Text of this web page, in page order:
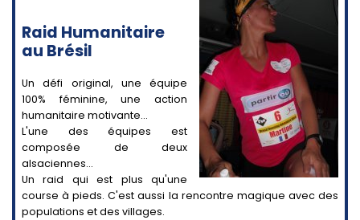
Raid Humanitaire
au Brésil
Un défi original, une équipe
100% féminine, une action
humanitaire motivante...
L'une des équipes est
composée de deux
alsaciennes...
Un raid qui est plus qu'une
course à pieds. C'est aussi la rencontre magique avec des
populations et des villages.